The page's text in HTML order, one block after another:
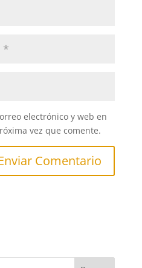
electrónico y web en
vez que comente.